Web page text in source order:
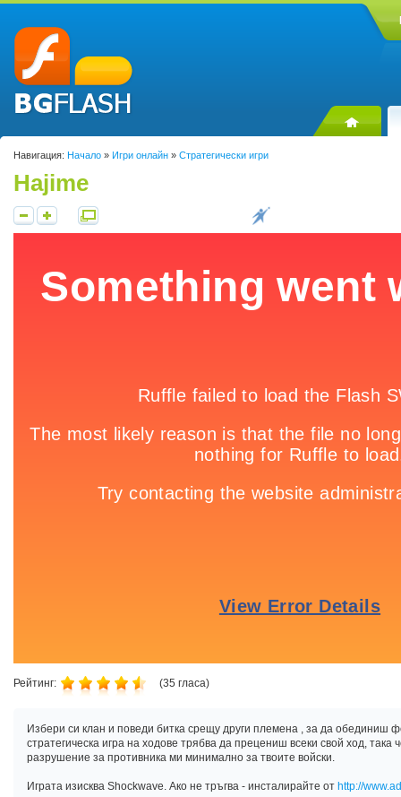
Навигация: Начало » Игри онлайн » Стратегически игри
Hajime
Рейтинг: (35 гласа)
Избери си клан и поведи битка срещу други племена , за да обединиш
стратегическа игра на ходове трябва да прецениш всеки свой ход, така
разрушение за противника ми минимално за твоите войски.
Играта изисква Shockwave. Ако не тръгва - инсталирайте от http://